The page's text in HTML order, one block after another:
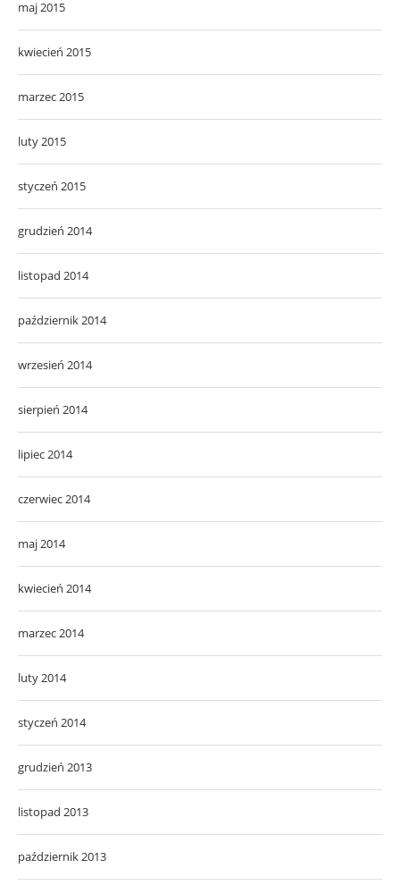
maj 2015
kwiecień 2015
marzec 2015
luty 2015
styczeń 2015
grudzień 2014
listopad 2014
październik 2014
wrzesień 2014
sierpień 2014
lipiec 2014
czerwiec 2014
maj 2014
kwiecień 2014
marzec 2014
luty 2014
styczeń 2014
grudzień 2013
listopad 2013
październik 2013